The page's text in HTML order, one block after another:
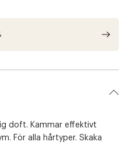
doft. Kammar effektivt
För alla hårtyper. Skaka